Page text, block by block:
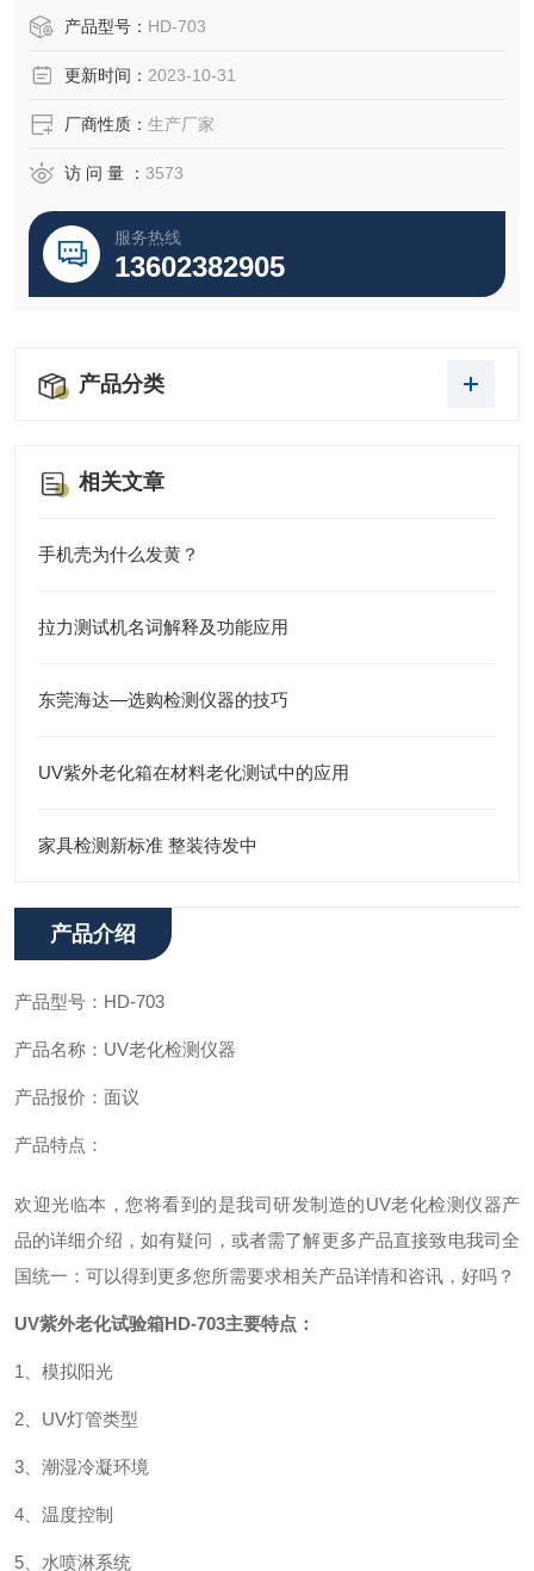
产品型号： HD-703
更新时间： 2023-10-31
厂商性质： 生产厂家
访 问 量 ： 3573
服务热线
13602382905
产品分类
相关文章
手机壳为什么发黄？
拉力测试机名词解释及功能应用
东莞海达—选购检测仪器的技巧
UV紫外老化箱在材料老化测试中的应用
家具检测新标准 整装待发中
产品介绍
产品型号：HD-703
产品名称：UV老化检测仪器
产品报价：面议
产品特点：
欢迎光临本，您将看到的是我司研发制造的UV老化检测仪器产
品的详细介绍，如有疑问，或者需了解更多产品直接致电我司全
国统一： 可以得到更多您所需要求相关产品详情和咨讯，好吗？
UV紫外老化试验箱HD-703主要特点：
1、模拟阳光
2、UV灯管类型
3、潮湿冷凝环境
4、温度控制
5、水喷淋系统